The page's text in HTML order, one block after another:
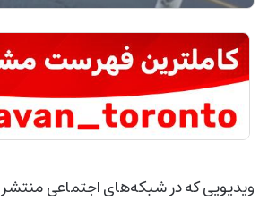
ویدیویی که در شبکه‌های اجتماعی